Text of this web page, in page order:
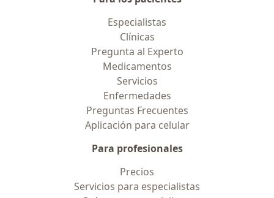
Especialistas
Clínicas
Pregunta al Experto
Medicamentos
Servicios
Enfermedades
Preguntas Frecuentes
Aplicación para celular
Para profesionales
Precios
Servicios para especialistas